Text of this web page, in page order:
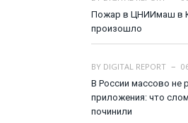
Пожар в ЦНИИмаш в
произошло
BY DIGITAL REPORT
В России массово не
приложения: что
починили